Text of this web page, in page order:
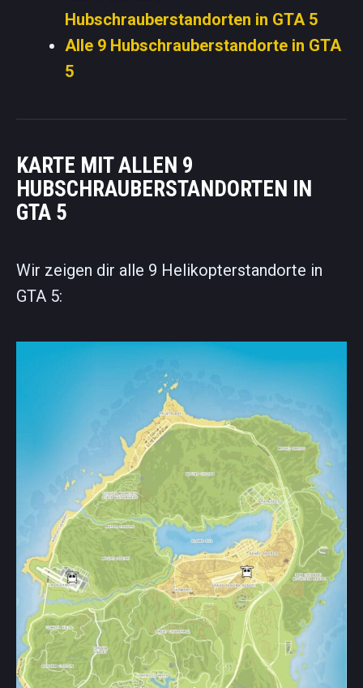
Hubschrauberstandorten in GTA 5
Alle 9 Hubschrauberstandorte in GTA
5
KARTE MIT ALLEN 9
HUBSCHRAUBERSTANDORTEN IN
GTA 5
Wir zeigen dir alle 9 Helikopterstandorte in
GTA 5: